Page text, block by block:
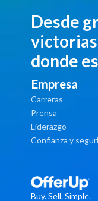
Desde
donde
Empresa
Carreras
Prensa
Liderazgo
Confianza y
Buy. Sell. Simple.